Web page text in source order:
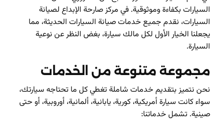
السيارات بكفاءة وموثوقية. في مركز صارحة الإبداع لصيانة
السيارات، نقدم جميع خدمات صيانة السيارات الحديثة، مما
يجعلنا الخيار الأول لكل مالك سيارة، بغض النظر عن نوعية
السيارة.
مجموعة متنوعة من الخدمات
نحن نتميز بتقديم خدمات شاملة تغطي كل ما تحتاجه سيارتك،
سواء كانت سيارة أمريكية، كورية، يابانية، ألمانية، أوروبية، أو حتى
صينية. تشمل خدماتنا: